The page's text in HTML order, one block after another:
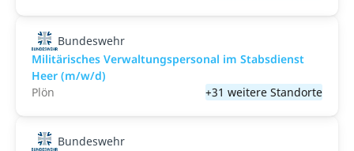
Bundeswehr
Militärisches Verwaltungspersonal im Stabsdienst
Heer (m/w/d)
Plön
+31 weitere Standorte
Bundeswehr